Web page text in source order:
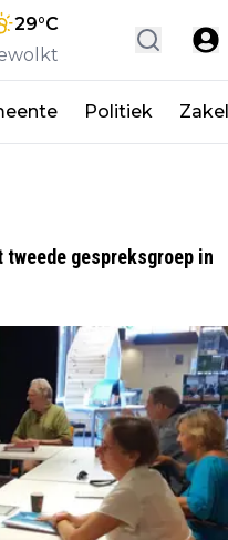
29°C
Politiek
gespreksgroep in